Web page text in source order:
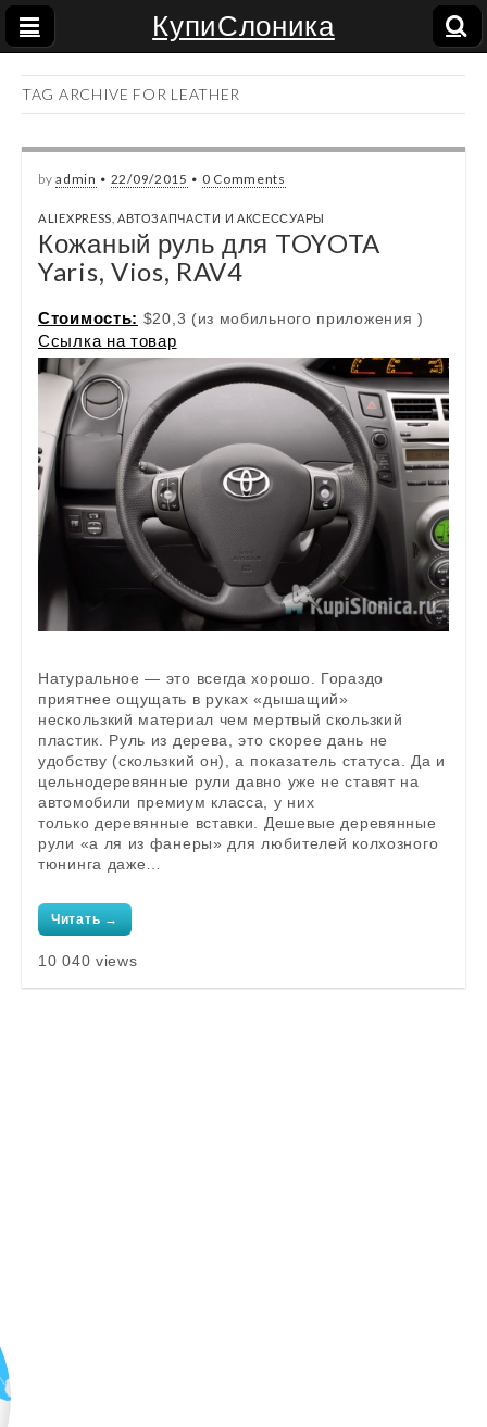
КупиСлоника
TAG ARCHIVE FOR LEATHER
byadmin • 22/09/2015 • 0 Comments
ALIEXPRESS ,АВТОЗАПЧАСТИ И АКСЕССУАРЫ
Кожаный руль для TOYOTA
Yaris, Vios, RAV4
Стоимость: $20,3 (из мобильного приложения )
Ссылка на товар
Натуральное — это всегда хорошо. Гораздо
приятнее ощущать в руках «дышащий»
нескользкий материал чем мертвый скользкий
пластик. Руль из дерева, это скорее дань не
удобству (скользкий он), а показатель статуса. Да и
цельнодеревянные рули давно уже не ставят на
автомобили премиум класса, у них
только деревянные вставки. Дешевые деревянные
рули «а ля из фанеры» для любителей колхозного
тюнинга даже…
Читать →
10 040 views